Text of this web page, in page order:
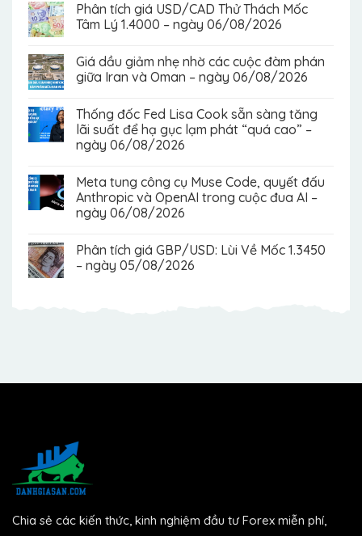
Phân tích giá USD/CAD Thử Thách Mốc
Tâm Lý 1.4000 – ngày 06/08/2026
Giá dầu giảm nhẹ nhờ các cuộc đàm phán
giữa Iran và Oman – ngày 06/08/2026
Thống đốc Fed Lisa Cook sẵn sàng tăng
lãi suất để hạ gục lạm phát “quá cao” –
ngày 06/08/2026
Meta tung công cụ Muse Code, quyết đấu
Anthropic và OpenAI trong cuộc đua AI –
ngày 06/08/2026
Phân tích giá GBP/USD: Lùi Về Mốc 1.3450
– ngày 05/08/2026
Chia sẻ các kiến thức, kinh nghiệm đầu tư Forex miễn phí,